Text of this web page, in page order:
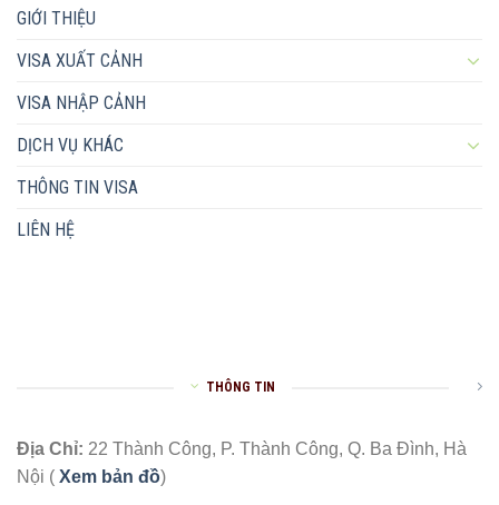
GIỚI THIỆU
VISA XUẤT CẢNH
VISA NHẬP CẢNH
DỊCH VỤ KHÁC
THÔNG TIN VISA
LIÊN HỆ
THÔNG TIN
Địa Chỉ: 22 Thành Công, P. Thành Công, Q. Ba Đình, Hà
Nội ( Xem bản đồ)